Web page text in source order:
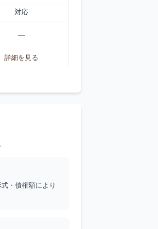
対応
—
詳細を見る
・債権額により